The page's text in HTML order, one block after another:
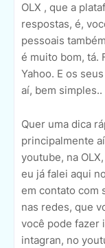
OLX , que a
respostas, é,
pessoais
é muito bom, tá.
Yahoo. E os
aí, bem simples..
Quer uma dica
principalmente
youtube, na
eu já falei aqui
em contato com
nas redes, que
você pode fazer
intagran, no